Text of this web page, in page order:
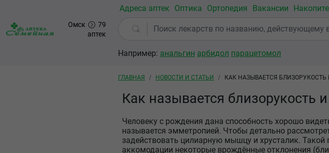
Перейти к основному содержанию
Омск
79
аптек
Адреса аптек Оптика Ортопедия Вакансии
Например: анальгин арбидол парацетомол
Строка навигации
ГЛАВНАЯ НОВОСТИ И СТАТЬИ КАК НАЗЫВАЕТСЯ
Как называется близорукость
Человеку с рождения дана способность хорошо
называется эмметропией. Чтобы детально
задействовать цилиарную мышцу и хрусталик.
аккомодации некоторые врождённые отклонения